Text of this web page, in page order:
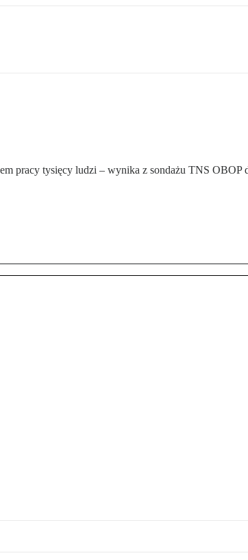
pracy tysięcy ludzi – wynika z sondażu TNS OBOP